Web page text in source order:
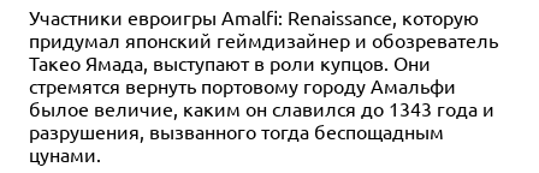
Участники евроигры Amalfi: Renaissance, которую
придумал японский геймдизайнер и обозреватель
Такео Ямада, выступают в роли купцов. Они
стремятся вернуть портовому городу Амальфи
былое величие, каким он славился до 1343 года и
разрушения, вызванного тогда беспощадным
цунами.